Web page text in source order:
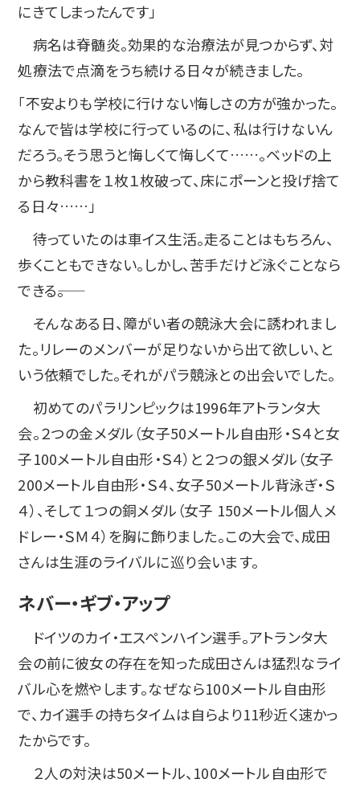
にきてしまったんです」
病名は脊髄炎。効果的な治療法が見つからず、対
処療法で点滴をうち続ける日々が続きました。
「不安よりも学校に行けない悔しさの方が強かった。
なんで皆は学校に行っているのに、私は行けないん
だろう。そう思うと悔しくて悔しくて……。ベッドの上
から教科書を１枚１枚破って、床にポーンと投げ捨て
る日々……」
待っていたのは車イス生活。走ることはもちろん、
歩くこともできない。しかし、苦手だけど泳ぐことなら
できる――。
そんなある日、障がい者の競泳大会に誘われまし
た。リレーのメンバーが足りないから出て欲しい、と
いう依頼でした。それがパラ競泳との出会いでした。
初めてのパラリンピックは1996年アトランタ大
会。２つの金メダル（女子50メートル自由形・Ｓ４と女
子100メートル自由形・Ｓ４）と２つの銀メダル（女子
200メートル自由形・Ｓ４、女子50メートル背泳ぎ・Ｓ
４）、そして１つの銅メダル（女子 150メートル個人メ
ドレー・ＳＭ４）を胸に飾りました。この大会で、成田
さんは生涯のライバルに巡り会います。
ネバー・ギブ・アップ
ドイツのカイ・エスペンハイン選手。アトランタ大
会の前に彼女の存在を知った成田さんは猛烈なライ
バル心を燃やします。なぜなら100メートル自由形
で、カイ選手の持ちタイムは自らより11秒近く速かっ
たからです。
２人の対決は50メートル、100メートル自由形で